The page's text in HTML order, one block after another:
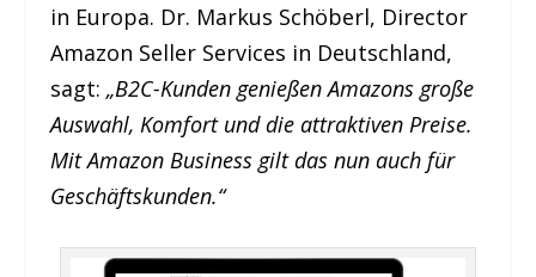
in Europa. Dr. Markus Schöberl, Director
Amazon Seller Services in Deutschland,
sagt: „B2C-Kunden genießen Amazons große
Auswahl, Komfort und die attraktiven Preise.
Mit Amazon Business gilt das nun auch für
Geschäftskunden.“